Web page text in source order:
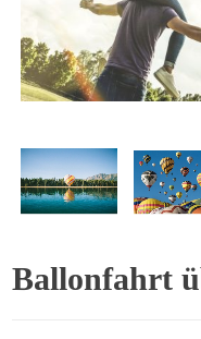
Ballonfahrt